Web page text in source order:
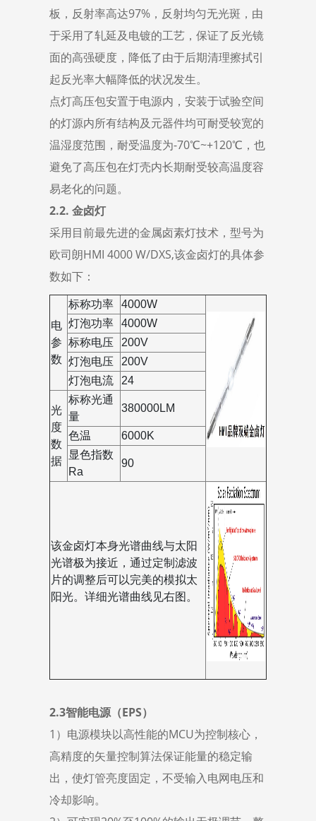
板，反射率高达97%，反射均匀无光斑，由
于采用了轧延及电镀的工艺，保证了反光镜
面的高强硬度，降低了由于后期清理擦拭引
起反光率大幅降低的状况发生。
点灯高压包安置于电源内，安装于试验空间
的灯源内所有结构及元器件均可耐受较宽的
温湿度范围，耐受温度为-70℃~+120℃，也
避免了高压包在灯壳内长期耐受较高温度容
易老化的问题。
2.2. 金卤灯
采用目前最先进的金属卤素灯技术，型号为
欧司朗HMI 4000 W/DXS,该金卤灯的具体参
数如下：
电
参
数
标称功率
4000W
灯泡功率
4000W
标称电压
200V
灯泡电压
200V
灯泡电流
24
光
度
数
据
标称光通
量
380000LM
色温
6000K
显色指数
Ra
90
该金卤灯本身光谱曲线与太阳
光谱极为接近，通过定制滤波
片的调整后可以完美的模拟太
阳光。详细光谱曲线见右图。
2.3智能电源（EPS）
1）电源模块以高性能的MCU为控制核心，
高精度的矢量控制算法保证能量的稳定输
出，使灯管亮度固定，不受输入电网电压和
冷却影响。